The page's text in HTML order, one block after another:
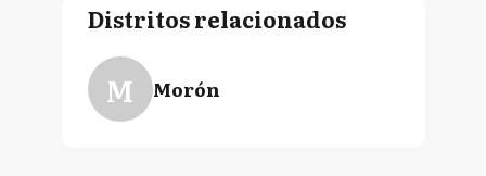
Distritos relacionados
M Morón